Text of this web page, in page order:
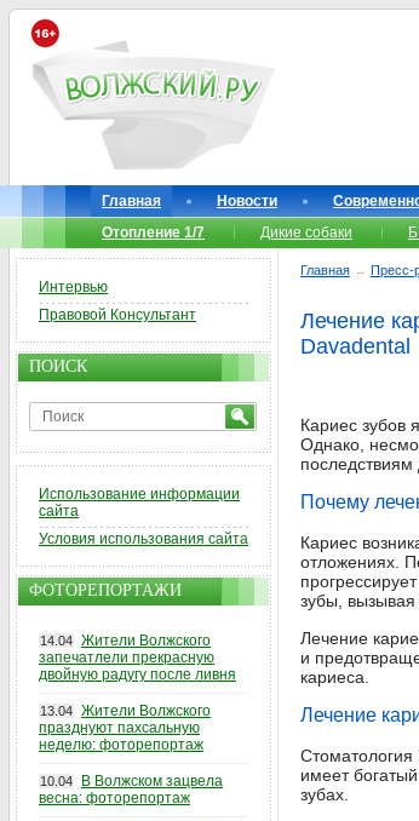
Главная Новости
Отопление 1/7
Дикие собаки
Главная → Пресс-
Лечение
Davadental
Кариес зубов
Однако,
последствиям
Почему
Кариес
отложениях.
зубы,
Лечение
и
кариеса.
Лечение
Стоматология
имеет
зубах.
Интервью
Правовой Консультант
ПОИСК
Использование информации
сайта
Условия использования сайта
ФОТОРЕПОРТАЖИ
14.04 Жители Волжского
запечатлели прекрасную
двойную радугу после ливня
13.04 Жители Волжского
празднуют пахсальную
неделю: фоторепортаж
10.04
В Волжском зацвела
весна: фоторепортаж